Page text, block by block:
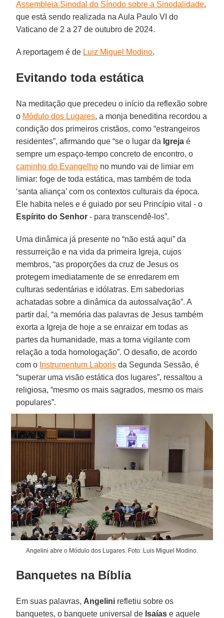
Assembleia Sinodal do Sínodo sobre a Sinodalidade,
que está sendo realizada na Aula Paulo VI do
Vaticano de 2 a 27 de outubro de 2024.
A reportagem é de Luiz Miguel Modino.
Evitando toda estática
Na meditação que precedeu o início da reflexão sobre
o Módulo dos Lugares, a monja beneditina recordou a
condição dos primeiros cristãos, como “estrangeiros
residentes”, afirmando que “se o lugar da Igreja é
sempre um espaço-tempo concreto de encontro, o
caminho do Evangelho no mundo vai de limiar em
limiar: foge de toda estática, mas também de toda
‘santa aliança’ com os contextos culturais da época.
Ele habita neles e é guiado por seu Princípio vital - o
Espírito do Senhor - para transcendê-los”.
Uma dinâmica já presente no “não está aqui” da
ressurreição e na vida da primeira Igreja, cujos
membros, “as proporções da cruz de Jesus os
protegem imediatamente de se enredarem em
culturas sedentárias e idólatras. Em sabedorias
achatadas sobre a dinâmica da autossalvação”. A
partir daí, “a memória das palavras de Jesus também
exorta a Igreja de hoje a se enraizar em todas as
partes da humanidade, mas a torna vigilante com
relação a toda homologação”. O desafio, de acordo
com o Instrumentum Laboris da Segunda Sessão, é
“superar uma visão estática dos lugares”, ressaltou a
religiosa, “mesmo os mais sagrados, mesmo os mais
populares”.
Angelini abre o Módulo dos Lugares. Foto: Luis Miguel Modino.
Banquetes na Bíblia
Em suas palavras, Angelini refletiu sobre os
banquetes, o banquete universal de Isaías e aquele